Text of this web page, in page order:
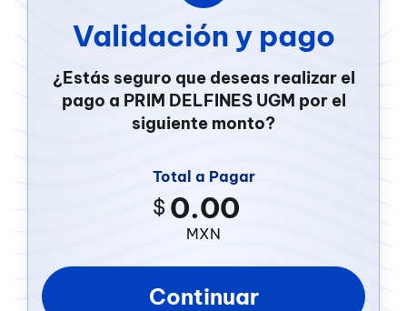
Validación y pago
¿Estás seguro que deseas realizar el
pago a PRIM DELFINES UGM por el
siguiente monto?
Total a Pagar
$
MXN
Continuar